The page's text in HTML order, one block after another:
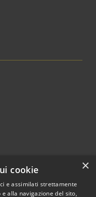
×
cookie
e assimilati strettamente
alla navigazione del sito,